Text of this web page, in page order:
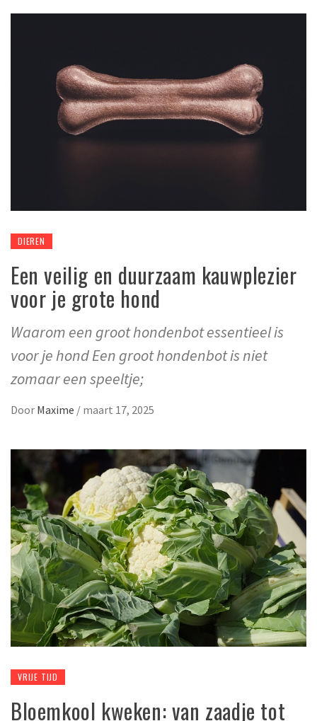
DIEREN
Een veilig en duurzaam kauwplezier
voor je grote hond
Waarom een groot hondenbot essentieel is
voor je hond Een groot hondenbot is niet
zomaar een speeltje;
Door Maxime / maart 17, 2025
VRIJE TIJD
Bloemkool kweken: van zaadje tot